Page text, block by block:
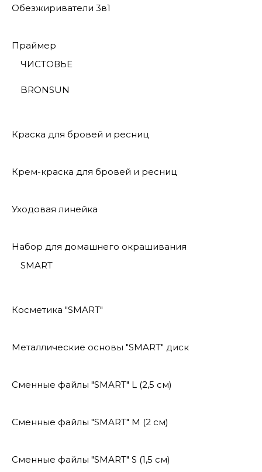
Обезжириватели 3в1
Праймер
ЧИСТОВЬЕ
BRONSUN
Краска для бровей и ресниц
Крем-краска для бровей и ресниц
Уходовая линейка
Набор для домашнего окрашивания
SMART
Косметика "SMART"
Металлические основы "SMART" диск
Сменные файлы "SMART" L (2,5 см)
Сменные файлы "SMART" M (2 см)
Сменные файлы "SMART" S (1,5 см)